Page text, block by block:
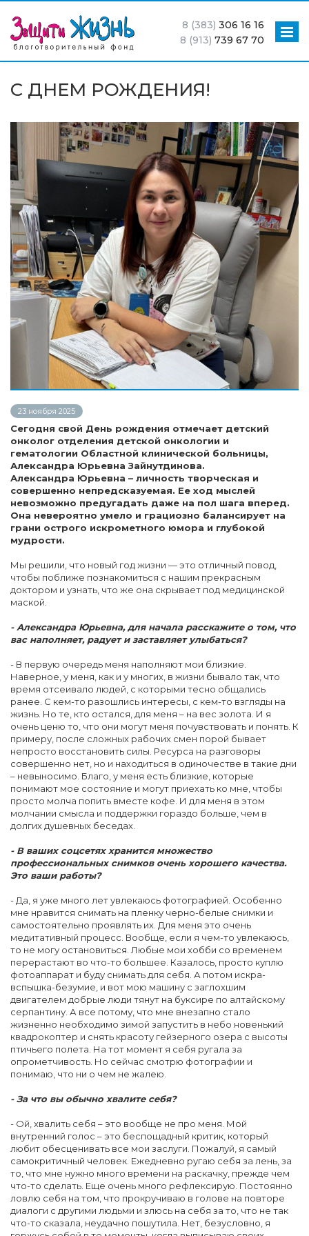
8 (383) 306 16 16
8 (913) 739 67 70
С ДНЕМ РОЖДЕНИЯ!
23 ноября 2025
Сегодня свой День рождения отмечает детский
онколог отделения детской онкологии и
гематологии Областной клинической больницы,
Александра Юрьевна Зайнутдинова.
Александра Юрьевна – личность творческая и
совершенно непредсказуемая. Ее ход мыслей
невозможно предугадать даже на пол шага вперед.
Она невероятно умело и грациозно балансирует на
грани острого искрометного юмора и глубокой
мудрости.
Мы решили, что новый год жизни — это отличный повод,
чтобы поближе познакомиться с нашим прекрасным
доктором и узнать, что же она скрывает под медицинской
маской.
- Александра Юрьевна, для начала расскажите о том, что
вас наполняет, радует и заставляет улыбаться?
- В первую очередь меня наполняют мои близкие.
Наверное, у меня, как и у многих, в жизни бывало так, что
время отсеивало людей, с которыми тесно общались
ранее. С кем-то разошлись интересы, с кем-то взгляды на
жизнь. Но те, кто остался, для меня – на вес золота. И я
очень ценю то, что они могут меня почувствовать и понять. К
примеру, после сложных рабочих смен порой бывает
непросто восстановить силы. Ресурса на разговоры
совершенно нет, но и находиться в одиночестве в такие дни
– невыносимо. Благо, у меня есть близкие, которые
понимают мое состояние и могут приехать ко мне, чтобы
просто молча попить вместе кофе. И для меня в этом
молчании смысла и поддержки гораздо больше, чем в
долгих душевных беседах.
- В ваших соцсетях хранится множество
профессиональных снимков очень хорошего качества.
Это ваши работы?
- Да, я уже много лет увлекаюсь фотографией. Особенно
мне нравится снимать на пленку черно-белые снимки и
самостоятельно проявлять их. Для меня это очень
медитативный процесс. Вообще, если я чем-то увлекаюсь,
то не могу остановиться. Любые мои хобби со временем
перерастают во что-то большее. Казалось, просто куплю
фотоаппарат и буду снимать для себя. А потом искра-
вспышка-безумие, и вот мою машину с заглохшим
двигателем добрые люди тянут на буксире по алтайскому
серпантину. А все потому, что мне внезапно стало
жизненно необходимо зимой запустить в небо новенький
квадрокоптер и снять красоту гейзерного озера с высоты
птичьего полета. На тот момент я себя ругала за
опрометчивость. Но сейчас смотрю фотографии и
понимаю, что ни о чем не жалею.
- За что вы обычно хвалите себя?
- Ой, хвалить себя – это вообще не про меня. Мой
внутренний голос – это беспощадный критик, который
любит обесценивать все мои заслуги. Пожалуй, я самый
самокритичный человек. Ежедневно ругаю себя за лень, за
то, что мне нужно много времени на раскачку, прежде чем
что-то сделать. Еще очень много рефлексирую. Постоянно
ловлю себя на том, что прокручиваю в голове на повторе
диалоги с другими людьми и злюсь на себя за то, что не так
что-то сказала, неудачно пошутила. Нет, безусловно, я